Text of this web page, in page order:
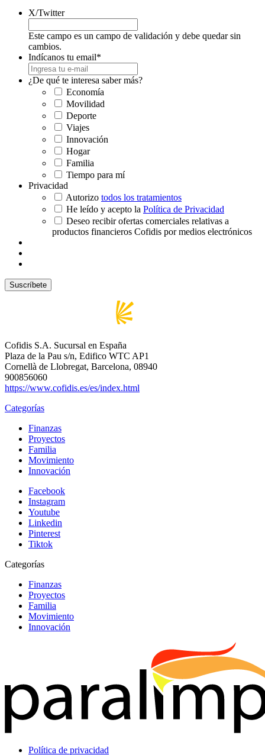
X/Twitter
Este campo es un campo de validación y debe quedar sin
cambios.
Indícanos tu email*
¿De qué te interesa saber más?
Economía
Movilidad
Deporte
Viajes
Innovación
Hogar
Familia
Tiempo para mí
Privacidad
Autorizo todos los tratamientos
He leído y acepto la Política de Privacidad
Deseo recibir ofertas comerciales relativas a
productos financieros Cofidis por medios electrónicos
Cofidis S.A. Sucursal en España
Plaza de la Pau s/n, Edifico WTC AP1
Cornellà de Llobregat, Barcelona, 08940
900856060
https://www.cofidis.es/es/index.html
Categorías
Finanzas
Proyectos
Familia
Movimiento
Innovación
Facebook
Instagram
Youtube
Linkedin
Pinterest
Tiktok
Categorías
Finanzas
Proyectos
Familia
Movimiento
Innovación
Política de privacidad